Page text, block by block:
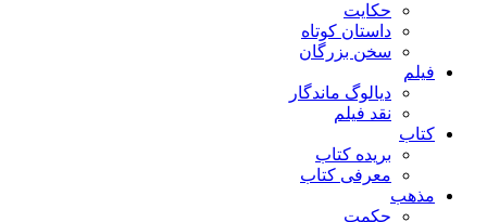
حکایت
داستان کوتاه
سخن بزرگان
فیلم
دیالوگ ماندگار
نقد فیلم
کتاب
بریده کتاب
معرفی کتاب
مذهب
حکمت